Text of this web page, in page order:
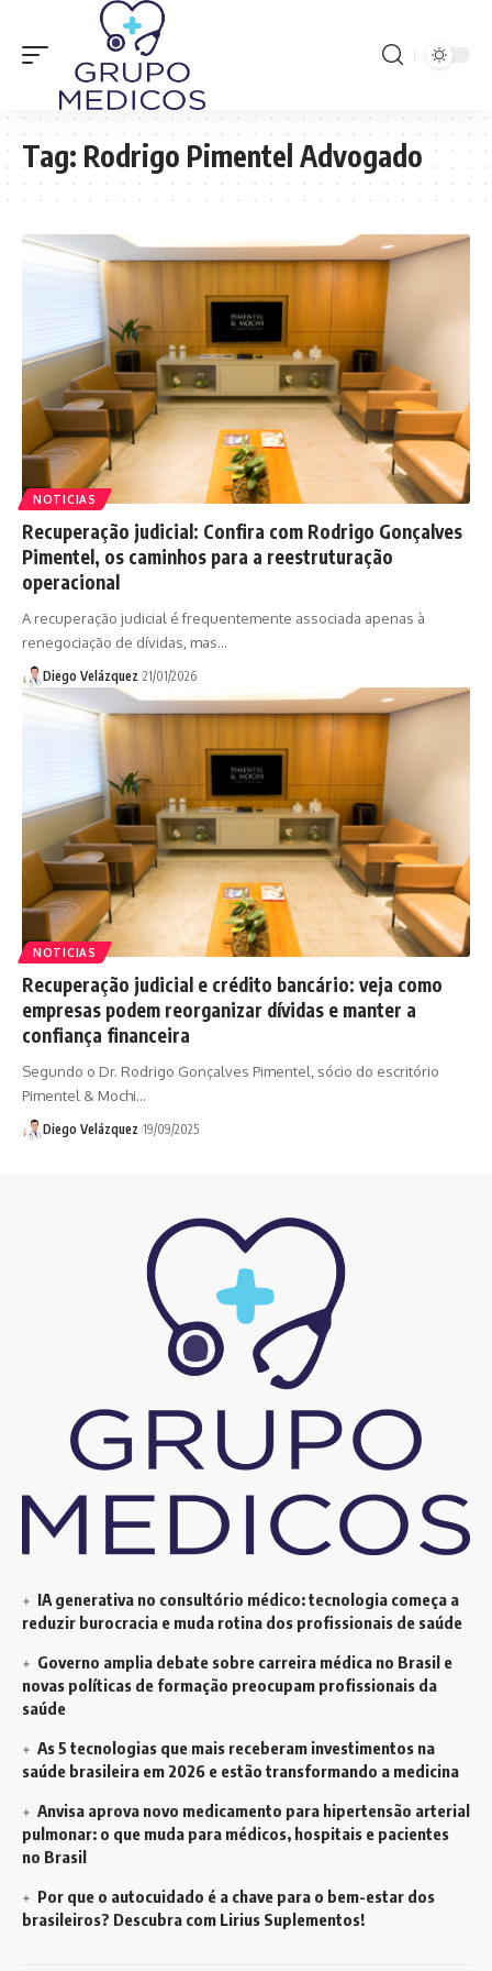
Tag: Rodrigo Pimentel Advogado
NOTICIAS
Recuperação judicial: Confira com Rodrigo Gonçalves
Pimentel, os caminhos para a reestruturação
operacional
A recuperação judicial é frequentemente associada apenas à
renegociação de dívidas, mas…
Diego Velázquez 21/01/2026
NOTICIAS
Recuperação judicial e crédito bancário: veja como
empresas podem reorganizar dívidas e manter a
confiança financeira
Segundo o Dr. Rodrigo Gonçalves Pimentel, sócio do escritório
Pimentel & Mochi…
Diego Velázquez 19/09/2025
IA generativa no consultório médico: tecnologia começa a
reduzir burocracia e muda rotina dos profissionais de saúde
Governo amplia debate sobre carreira médica no Brasil e
novas políticas de formação preocupam profissionais da
saúde
As 5 tecnologias que mais receberam investimentos na
saúde brasileira em 2026 e estão transformando a medicina
Anvisa aprova novo medicamento para hipertensão arterial
pulmonar: o que muda para médicos, hospitais e pacientes
no Brasil
Por que o autocuidado é a chave para o bem-estar dos
brasileiros? Descubra com Lirius Suplementos!